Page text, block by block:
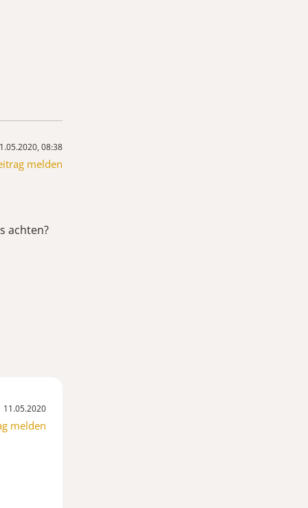
08:38
melden
achten?
11.05.2020
melden